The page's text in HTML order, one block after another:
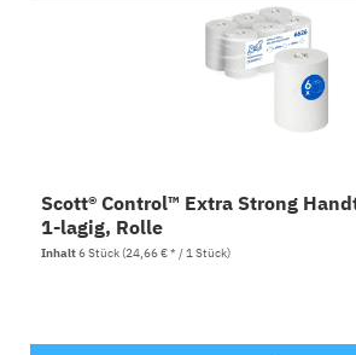
Scott® Control™ Extra Strong
1-lagig, Rolle
Inhalt6 Stück(24,66 € * / 1 Stück)